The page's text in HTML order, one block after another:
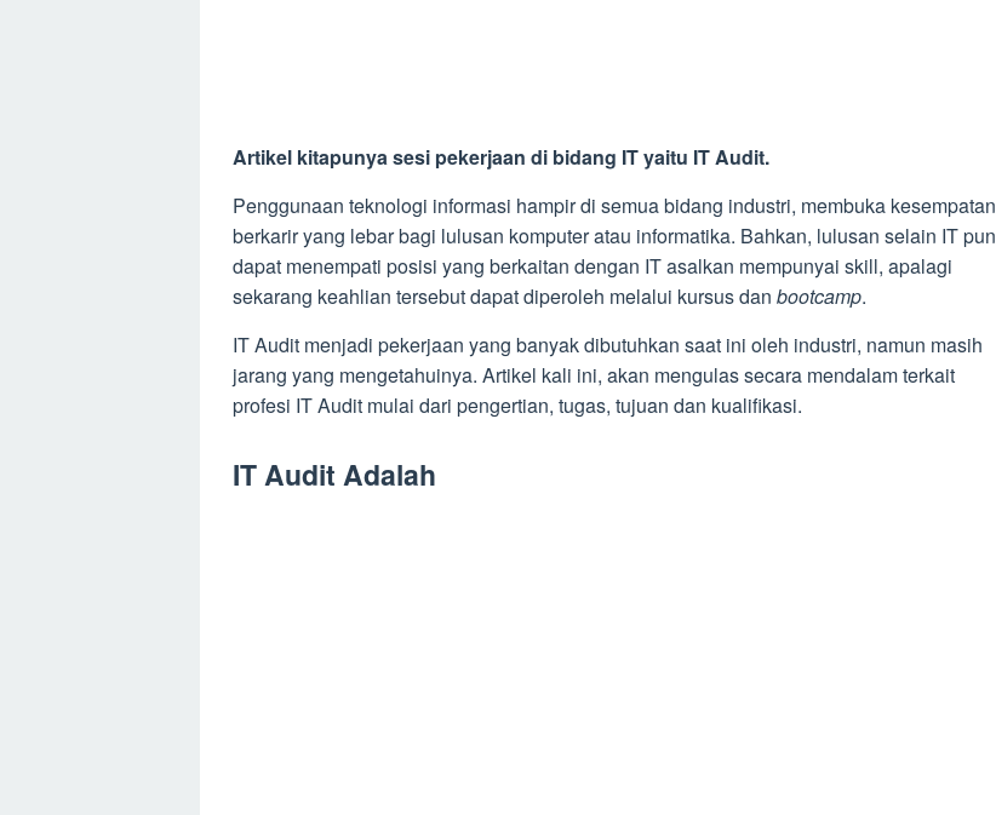
Artikel kitapunya sesi pekerjaan di bidang IT yaitu IT Audit.
Penggunaan teknologi informasi hampir di semua bidang industri, membuka kesempatan
berkarir yang lebar bagi lulusan komputer atau informatika. Bahkan, lulusan selain IT pun
dapat menempati posisi yang berkaitan dengan IT asalkan mempunyai skill, apalagi
sekarang keahlian tersebut dapat diperoleh melalui kursus dan bootcamp.
IT Audit menjadi pekerjaan yang banyak dibutuhkan saat ini oleh industri, namun masih
jarang yang mengetahuinya. Artikel kali ini, akan mengulas secara mendalam terkait
profesi IT Audit mulai dari pengertian, tugas, tujuan dan kualifikasi.
IT Audit Adalah